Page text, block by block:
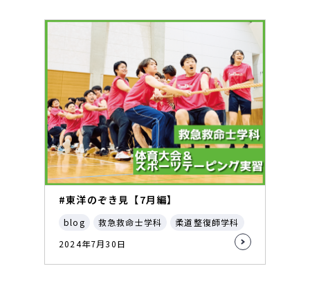
#東洋のぞき見【7月編】
blog 救急救命士学科
柔道整復師学科
2024年7月30日